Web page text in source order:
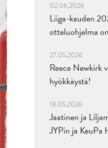
02.06.2026
Liiga-kauden
otteluohjelma
27.05.2026
Reece Newkirk
hyökkäystä!
18.05.2026
Jaatinen ja
JYPin ja KeuPa